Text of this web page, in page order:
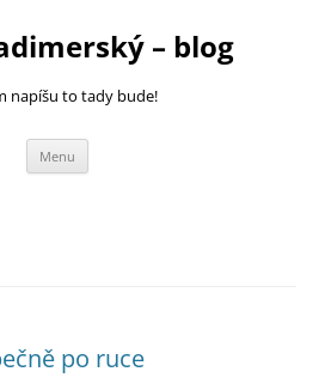
– blog
napíšu to tady bude!
Menu
po ruce